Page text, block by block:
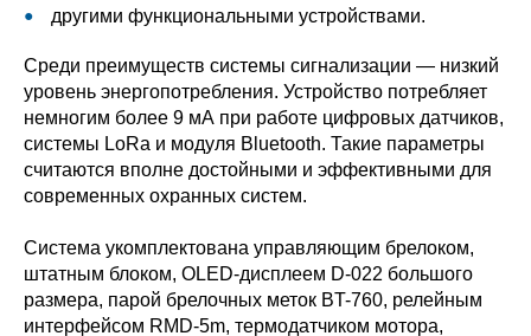
другими функциональными устройствами.
Среди преимуществ системы сигнализации — низкий
уровень энергопотребления. Устройство потребляет
немногим более 9 мА при работе цифровых датчиков,
системы LoRa и модуля Bluetooth. Такие параметры
считаются вполне достойными и эффективными для
современных охранных систем.
Система укомплектована управляющим брелоком,
штатным блоком, OLED-дисплеем D-022 большого
размера, парой брелочных меток BT-760, релейным
интерфейсом RMD-5m, термодатчиком мотора,